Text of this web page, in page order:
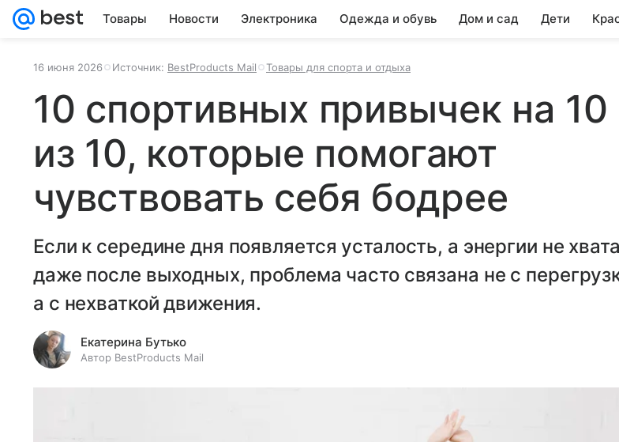
Товары Новости Электроника Одежда и обувь Дом и сад Дети
16 июня 2026 Источник: BestProducts Mail Товары для спорта и отдыха
10 спортивных привычек на 10
из 10, которые помогают
чувствовать себя бодрее
Если к середине дня появляется усталость, а энергии не
даже после выходных, проблема часто связана не с
а с нехваткой движения.
Екатерина Бутько
Автор BestProducts Mail